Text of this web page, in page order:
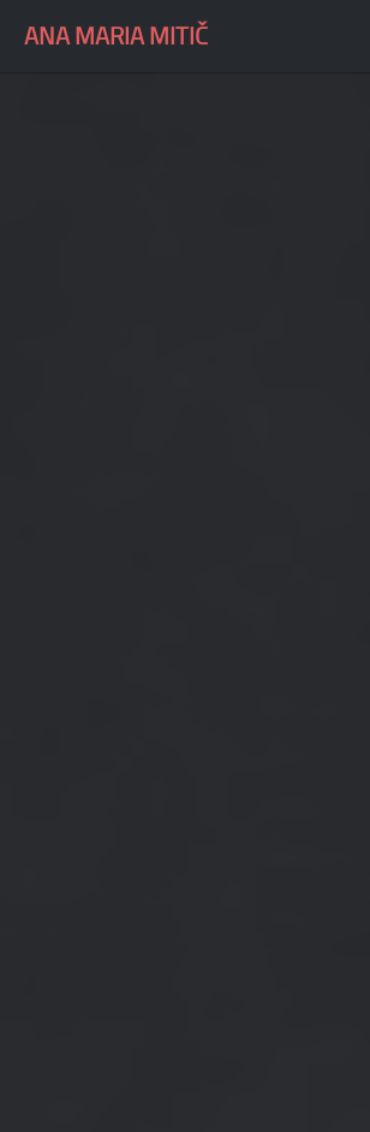
ANA MARIA MITIČ